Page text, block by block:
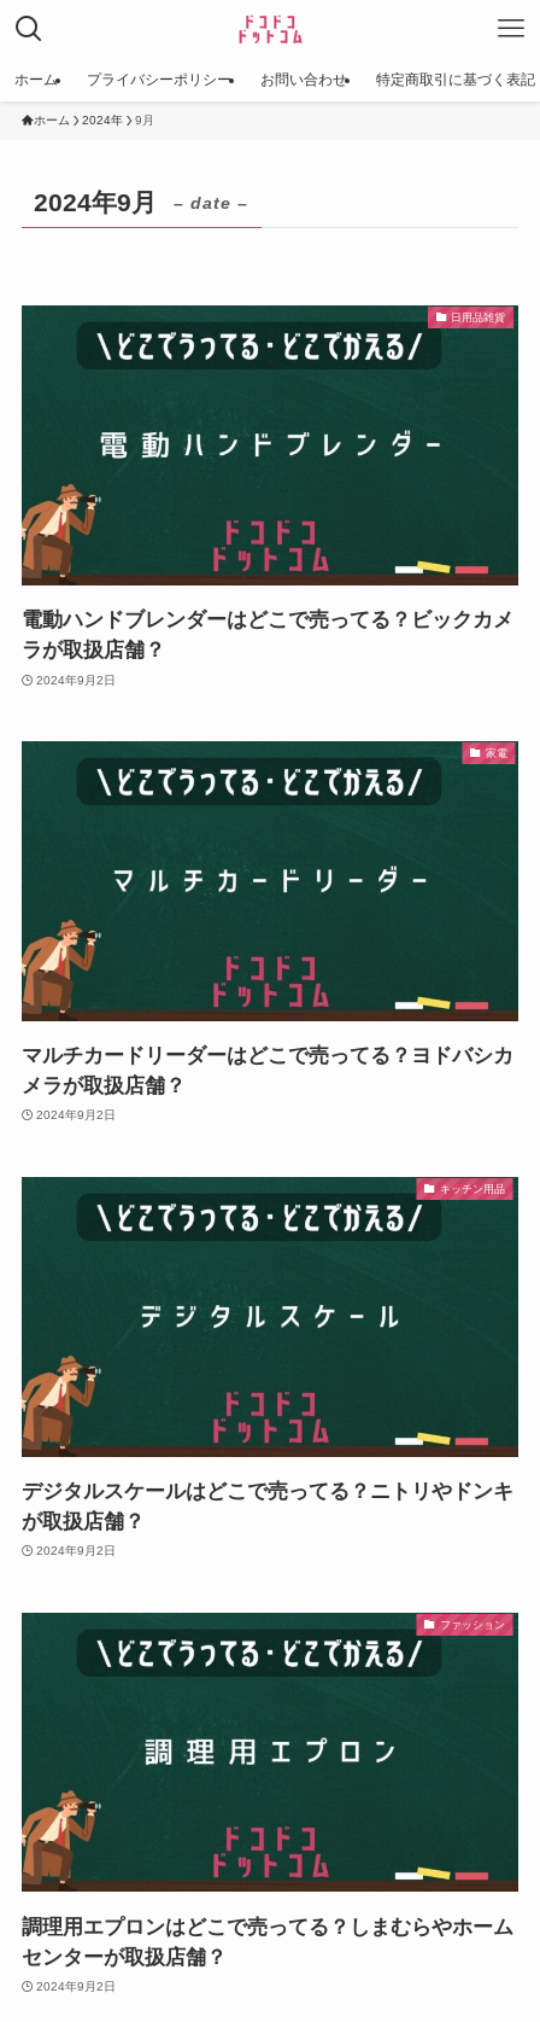
ホーム プライバシーポリシー お問い合わせ 特定商取引に基づく表記
ホーム 2024年 9月
2024年9月 – date –
日用品雑貨
電動ハンドブレンダーはどこで売ってる？ビックカメ
ラが取扱店舗？
2024年9月2日
家電
マルチカードリーダーはどこで売ってる？ヨドバシカ
メラが取扱店舗？
2024年9月2日
キッチン用品
デジタルスケールはどこで売ってる？ニトリやドンキ
が取扱店舗？
2024年9月2日
ファッション
調理用エプロンはどこで売ってる？しまむらやホーム
センターが取扱店舗？
2024年9月2日